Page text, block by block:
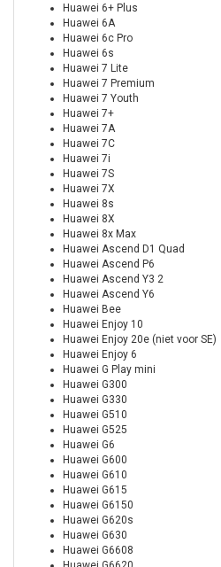
Huawei 6+ Plus
Huawei 6A
Huawei 6c Pro
Huawei 6s
Huawei 7 Lite
Huawei 7 Premium
Huawei 7 Youth
Huawei 7+
Huawei 7A
Huawei 7C
Huawei 7i
Huawei 7S
Huawei 7X
Huawei 8s
Huawei 8X
Huawei 8x Max
Huawei Ascend D1 Quad
Huawei Ascend P6
Huawei Ascend Y3 2
Huawei Ascend Y6
Huawei Bee
Huawei Enjoy 10
Huawei Enjoy 20e (niet voor SE)
Huawei Enjoy 6
Huawei G Play mini
Huawei G300
Huawei G330
Huawei G510
Huawei G525
Huawei G6
Huawei G600
Huawei G610
Huawei G615
Huawei G6150
Huawei G620s
Huawei G630
Huawei G6608